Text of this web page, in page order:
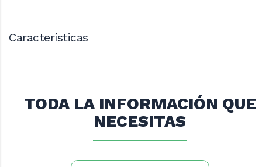
Características
Largo: 33 cm.
TODA LA INFORMACIÓN QUE
NECESITAS